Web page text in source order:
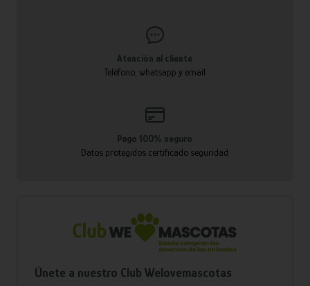
Atención al cliente
Teléfono, whatsapp y email
Pago 100% seguro
Datos protegidos certificado seguridad
Únete a nuestro Club Welovemascotas